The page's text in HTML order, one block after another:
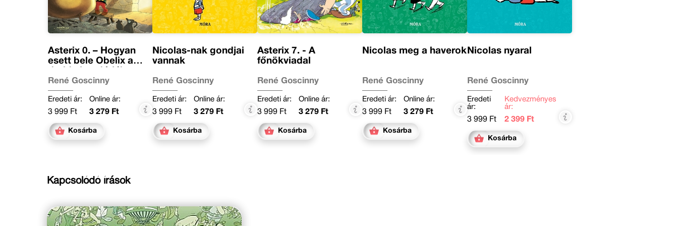
Asterix 0. – Hogyan
esett bele Obelix a
amikor kicsi volt
René Goscinny
Eredeti ár:
3 999 Ft
Online ár:
3 279 Ft
Kosárba
Nicolas-nak gondjai
vannak
René Goscinny
Eredeti ár:
3 999 Ft
Online ár:
3 279 Ft
Kosárba
Asterix 7. - A
főnökviadal
René Goscinny
Eredeti ár:
3 999 Ft
Online ár:
3 279 Ft
Kosárba
Nicolas meg a haverok
René Goscinny
Eredeti ár:
3 999 Ft
Online ár:
3 279 Ft
Kosárba
Nicolas nyaral
René Goscinny
Eredeti
ár:
3 999 Ft
Kedvezményes
ár:
2 399 Ft
Kosárba
Kapcsolódó írások